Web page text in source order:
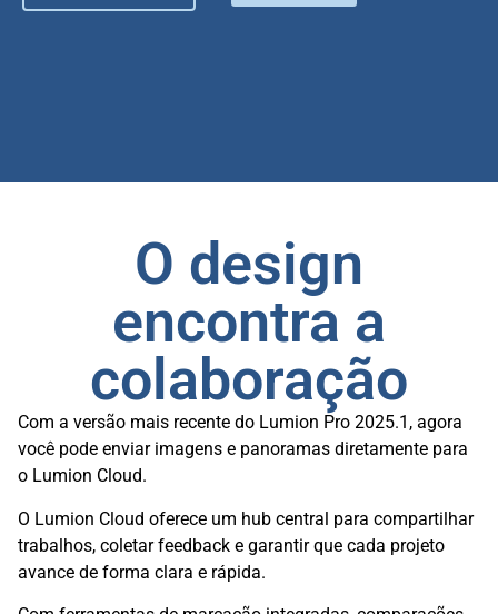
O design
encontra a
colaboração
Com a versão mais recente do Lumion Pro 2025.1, agora
você pode enviar imagens e panoramas diretamente para
o Lumion Cloud.
O Lumion Cloud oferece um hub central para compartilhar
trabalhos, coletar feedback e garantir que cada projeto
avance de forma clara e rápida.